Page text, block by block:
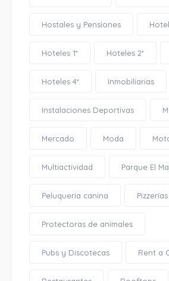
Hostales y Pensiones
Hoteles 1* Hoteles 2*
Hoteles 4* Inmobiliarias
Instalaciones Deportivas
Mercado Moda
Multiactividad Parque El
Peluquería canina Pizzerías
Protectoras de animales
Pubs y Discotecas Rent a